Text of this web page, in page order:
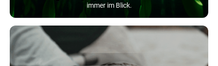
immer im Blick.